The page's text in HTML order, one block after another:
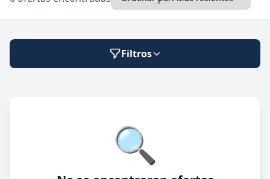
Ubicación
🔍 Buscar
Filtros
Modalidad de trabajo🔍